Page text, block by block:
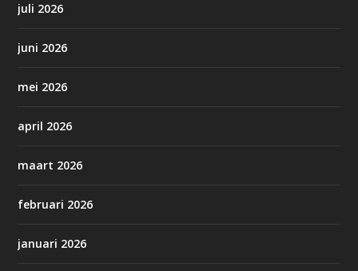
juli 2026
juni 2026
mei 2026
april 2026
maart 2026
februari 2026
januari 2026